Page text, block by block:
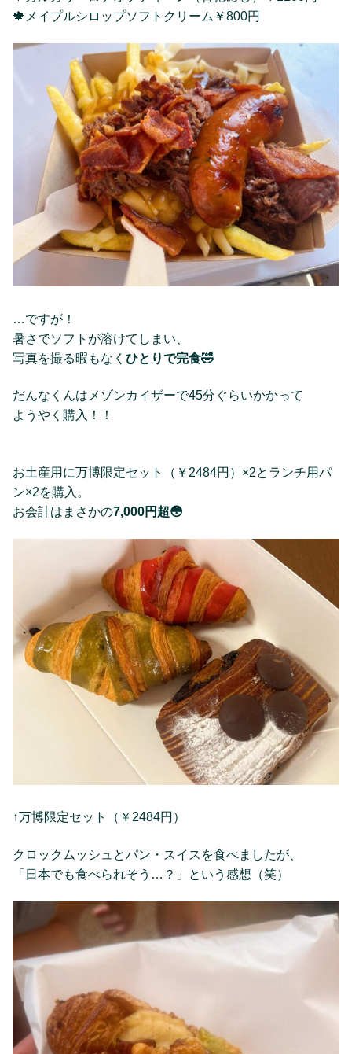
🍁メイプルシロップソフトクリーム￥800円
…ですが！
暑さでソフトが溶けてしまい、
写真を撮る暇もなく ひとりで完食🤣
だんなくんはメゾンカイザーで45分ぐらいかかって
ようやく購入！！
お土産用に万博限定セット（￥2484円）×2とランチ用パ
ン×2を購入。
お会計はまさかの7,000円超😳
↑万博限定セット（￥2484円）
クロックムッシュとパン・スイスを食べましたが、
「日本でも食べられそう…？」という感想（笑）